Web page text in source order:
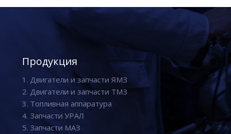
Продукция
1. Двигатели и запчасти ЯМЗ
2. Двигатели и запчасти ТМЗ
3. Топливная аппаратура
4. Запчасти УРАЛ
5. Запчасти МАЗ